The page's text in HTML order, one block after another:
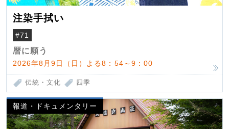
注染手拭い
#71
暦に願う
2026年8月9日（日）よる8：54～9：00
伝統・文化 四季
報道・ドキュメンタリー